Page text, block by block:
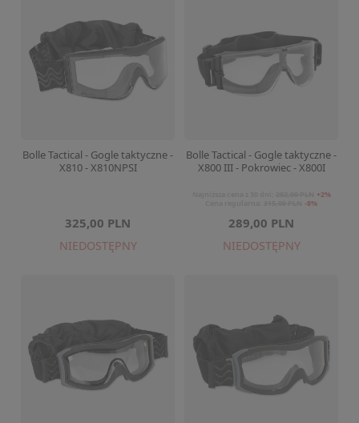
Bolle Tactical - Gogle taktyczne -
X810 - X810NPSI
325,00 PLN
NIEDOSTĘPNY
Bolle Tactical - Gogle taktyczne -
X800 III - Pokrowiec - X800I
289,00 PLN
+2%
-8%
NIEDOSTĘPNY